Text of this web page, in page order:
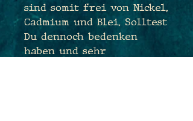
sind somit frei von Nickel,
Cadmium und Blei. Solltest
Du dennoch bedenken
haben und sehr